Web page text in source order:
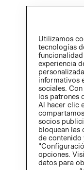
HOME
Utilizamos
tecnologías
experiencia
informativos
sociales.
los patrones
Al hacer clic
socios
bloquean las
de contenido
opciones.
datos para